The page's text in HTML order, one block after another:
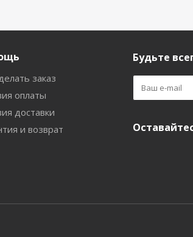
заказ
оплаты
доставки
и возврат
Будьте